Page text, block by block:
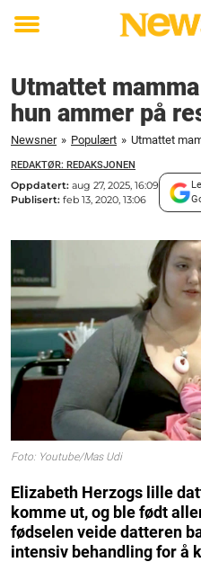
Toggle
Utmattet
hun ammer på
Newsner » Populært »
REDAKTØR: REDAKSJONEN
Oppdatert: aug 27, 2025, 16:09
Publisert: feb 13, 2020, 13:06
Foto: Youtube/Mas Udi
Elizabeth Herzogs lille
komme ut, og ble født
fødselen veide datteren
intensiv behandling for å